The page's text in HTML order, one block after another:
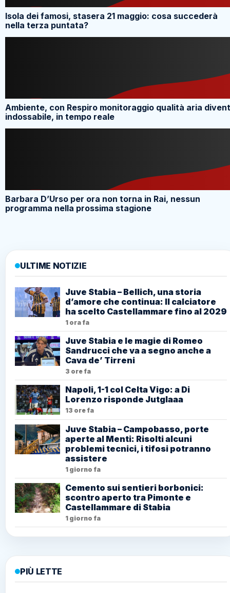
Isola dei famosi, stasera 21 maggio: cosa succederà
nella terza puntata?
Ambiente, con Respiro monitoraggio qualità aria
indossabile, in tempo reale
Barbara D’Urso per ora non torna in Rai, nessun
programma nella prossima stagione
ULTIME NOTIZIE
Juve Stabia – Bellich, una storia
d’amore che continua: Il calciatore
ha scelto Castellammare fino al 2029
1 ora fa
Juve Stabia e le magie di Romeo
Sandrucci che va a segno anche a
Cava de’ Tirreni
3 ore fa
Napoli, 1-1 col Celta Vigo: a Di
Lorenzo risponde Jutglaaa
13 ore fa
Juve Stabia – Campobasso, porte
aperte al Menti: Risolti alcuni
problemi tecnici, i tifosi potranno
assistere
1 giorno fa
Cemento sui sentieri borbonici:
scontro aperto tra Pimonte e
Castellammare di Stabia
1 giorno fa
PIÙ LETTE